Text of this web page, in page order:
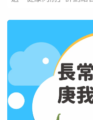
單。從AI數據分析到在
享，孩子將化身健康飲
智慧，為家庭與校園注
錄影片 2月實踐紀錄 餐